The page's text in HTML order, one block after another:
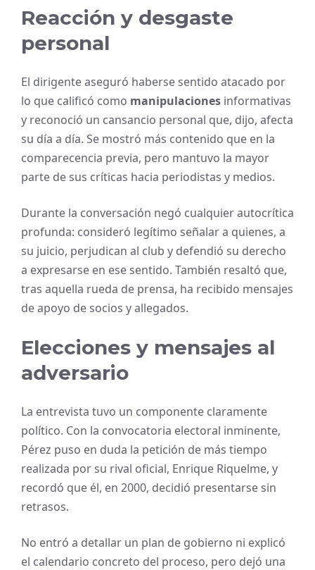
Reacción y desgaste
personal
El dirigente aseguró haberse sentido atacado por
lo que calificó como manipulaciones informativas
y reconoció un cansancio personal que, dijo, afecta
su día a día. Se mostró más contenido que en la
comparecencia previa, pero mantuvo la mayor
parte de sus críticas hacia periodistas y medios.
Durante la conversación negó cualquier autocrítica
profunda: consideró legítimo señalar a quienes, a
su juicio, perjudican al club y defendió su derecho
a expresarse en ese sentido. También resaltó que,
tras aquella rueda de prensa, ha recibido mensajes
de apoyo de socios y allegados.
Elecciones y mensajes al
adversario
La entrevista tuvo un componente claramente
político. Con la convocatoria electoral inminente,
Pérez puso en duda la petición de más tiempo
realizada por su rival oficial, Enrique Riquelme, y
recordó que él, en 2000, decidió presentarse sin
retrasos.
No entró a detallar un plan de gobierno ni explicó
el calendario concreto del proceso, pero dejó una